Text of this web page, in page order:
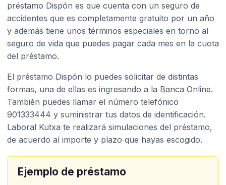
préstamo Dispón es que cuenta con un seguro de
accidentes que es completamente gratuito por un año
y además tiene unos términos especiales en torno al
seguro de vida que puedes pagar cada mes en la cuota
del préstamo.
El préstamo Dispón lo puedes solicitar de distintas
formas, una de ellas es ingresando a la Banca Online.
También puedes llamar el número telefónico
901333444 y suministrar tus datos de identificación.
Laboral Kutxa te realizará simulaciones del préstamo,
de acuerdo al importe y plazo que hayas escogido.
Ejemplo de préstamo